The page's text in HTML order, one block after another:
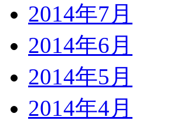
2014年7月
2014年6月
2014年5月
2014年4月